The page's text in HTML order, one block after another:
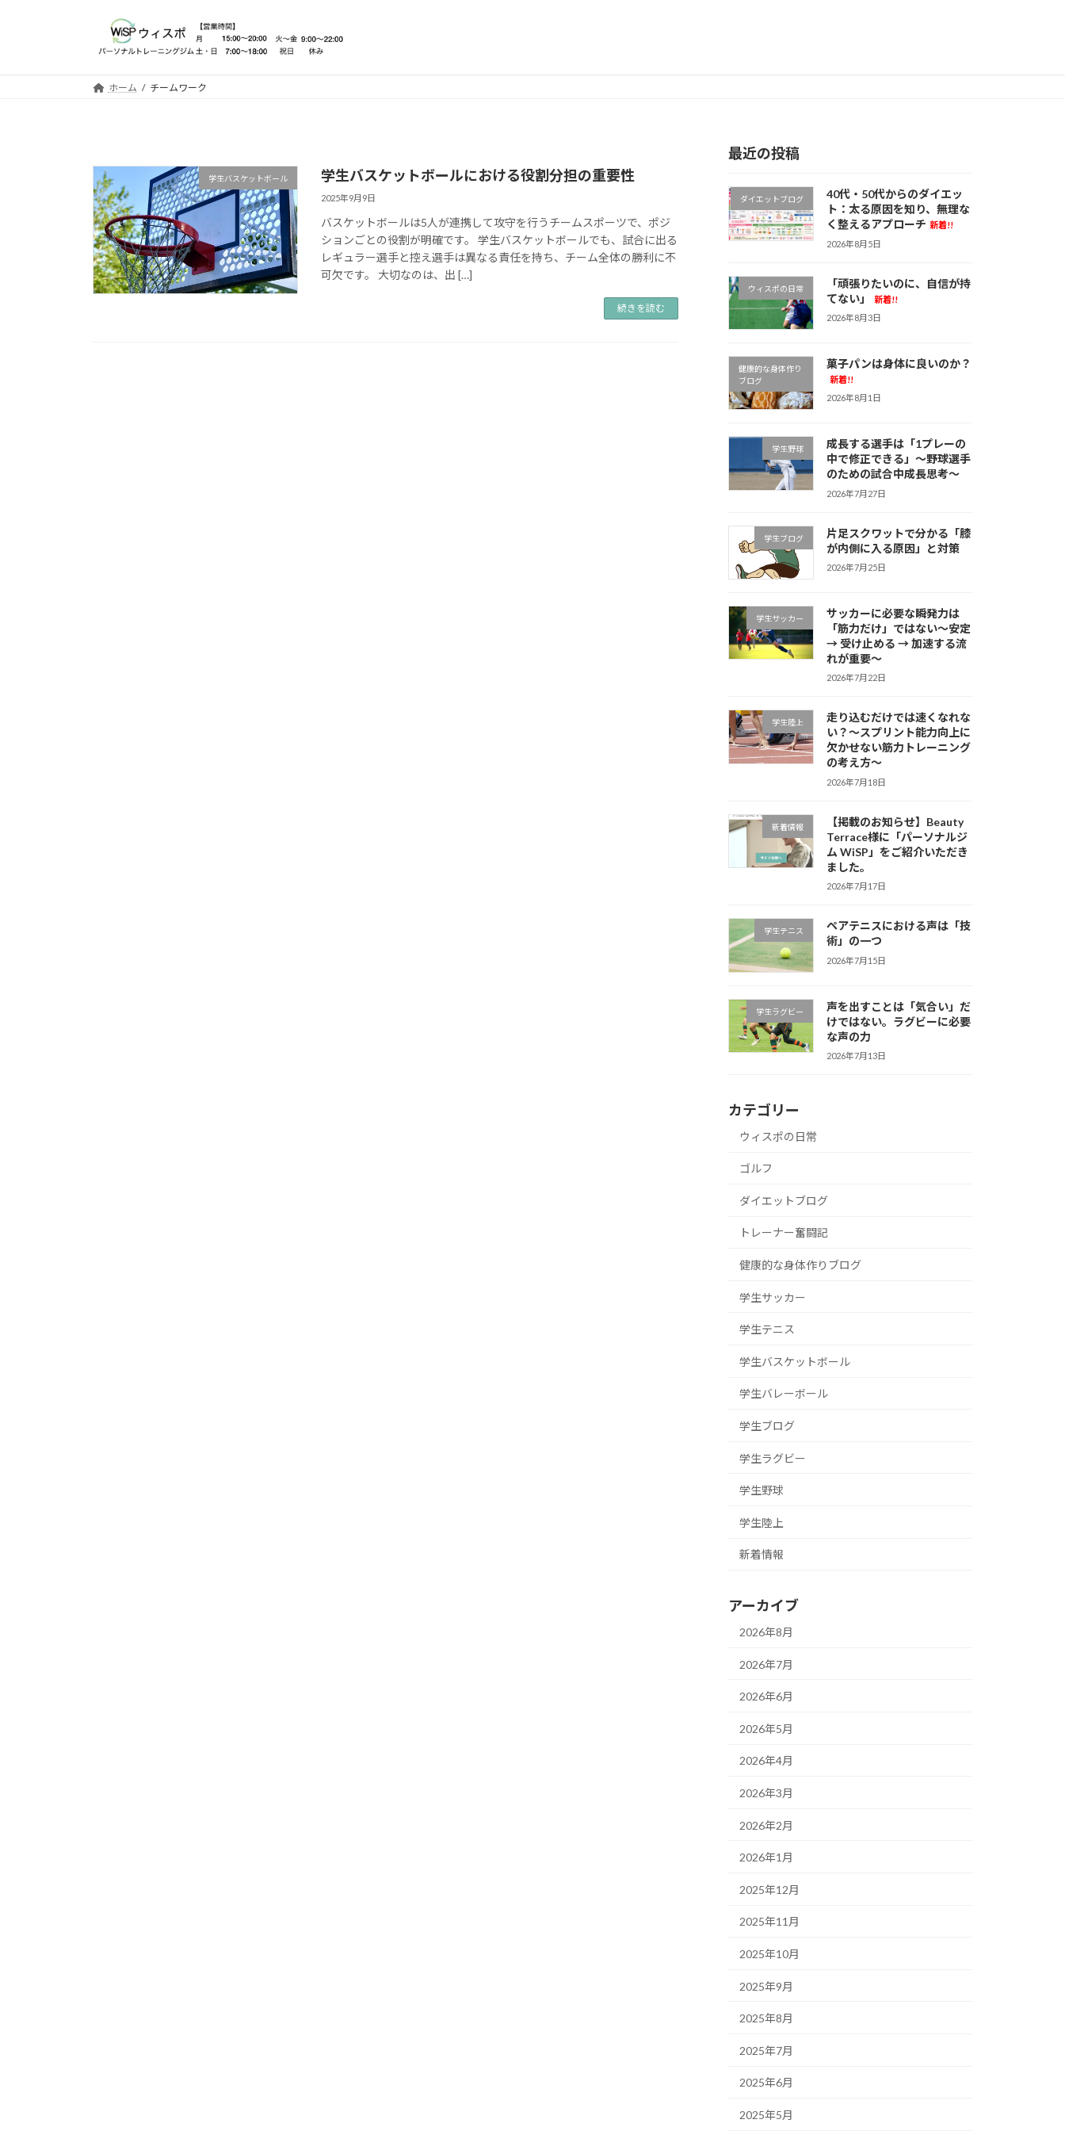
ホーム チームワーク
学生バスケットボール 学生バスケットボールにおける役割分担の重要性
2025年9月9日
バスケットボールは5人が連携して攻守を行うチームスポーツで、ポジ
ションごとの役割が明確です。 学生バスケットボールでも、試合に出る
レギュラー選手と控え選手は異なる責任を持ち、チーム全体の勝利に不
可欠です。 大切なのは、出 […]
続きを読む
最近の投稿
ダイエットブログ
40代・50代からのダイエッ
ト：太る原因を知り、無理な
く整えるアプローチ 新着!!
2026年8月5日
ウィスポの日常
「頑張りたいのに、自信が持
てない」
新着!!
2026年8月3日
健康的な身体作り
ブログ
菓子パンは身体に良いのか？
新着!!
2026年8月1日
学生野球
成長する選手は「1プレーの
中で修正できる」～野球選手
のための試合中成長思考～
2026年7月27日
学生ブログ
片足スクワットで分かる「膝
が内側に入る原因」と対策
2026年7月25日
学生サッカー
サッカーに必要な瞬発力は
「筋力だけ」ではない～安定
→ 受け止める → 加速する流
れが重要～
2026年7月22日
学生陸上
走り込むだけでは速くなれな
い？～スプリント能力向上に
欠かせない筋力トレーニング
の考え方～
2026年7月18日
新着情報
【掲載のお知らせ】Beauty
Terrace様に「パーソナルジ
ム WiSP」をご紹介いただき
ました。
2026年7月17日
学生テニス
ペアテニスにおける声は「技
術」の一つ
2026年7月15日
学生ラグビー
声を出すことは「気合い」だ
けではない。ラグビーに必要
な声の力
2026年7月13日
カテゴリー
ウィスポの日常
ゴルフ
ダイエットブログ
トレーナー奮闘記
健康的な身体作りブログ
学生サッカー
学生テニス
学生バスケットボール
学生バレーボール
学生ブログ
学生ラグビー
学生野球
学生陸上
新着情報
アーカイブ
2026年8月
2026年7月
2026年6月
2026年5月
2026年4月
2026年3月
2026年2月
2026年1月
2025年12月
2025年11月
2025年10月
2025年9月
2025年8月
2025年7月
2025年6月
2025年5月